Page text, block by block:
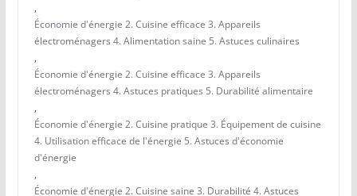
,
Économie d'énergie 2. Cuisine efficace 3. Appareils
électroménagers 4. Alimentation saine 5. Astuces culinaires
,
Économie d'énergie 2. Cuisine efficace 3. Appareils
électroménagers 4. Astuces pratiques 5. Durabilité alimentaire
,
Économie d'énergie 2. Cuisine pratique 3. Équipement de cuisine
4. Utilisation efficace de l'énergie 5. Astuces d'économie
d'énergie
,
Économie d'énergie 2. Cuisine saine 3. Durabilité 4. Astuces